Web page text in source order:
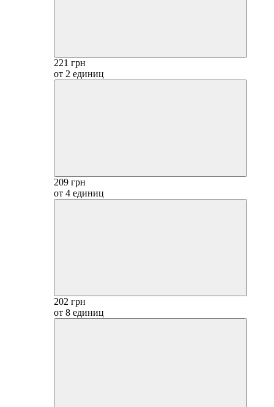
221 грн
от 2 единиц
209 грн
от 4 единиц
202 грн
от 8 единиц